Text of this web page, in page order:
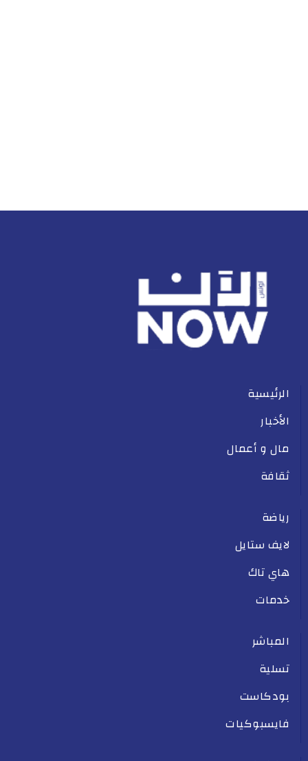
الرئيسية
الأخبار
مال و أعمال
ثقافة
رياضة
لايف ستايل
هاي تاك
خدمات
المباشر
تسلية
بودكاست
فايسبوكيات